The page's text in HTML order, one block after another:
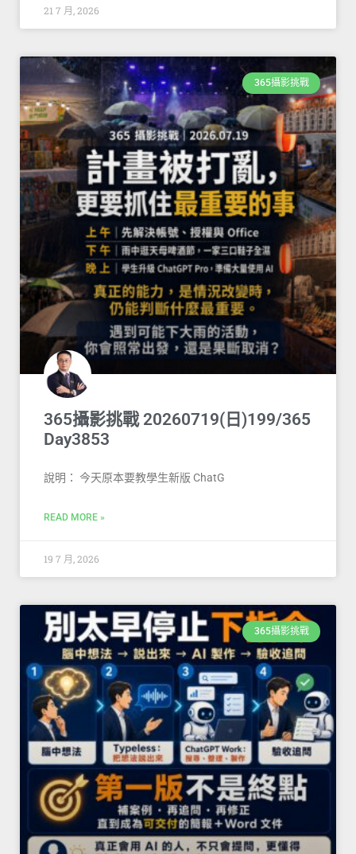
21 7 月, 2026
365攝影挑戰
365攝影挑戰 20260719(日)199/365
Day3853
說明： 今天原本要教學生新版 ChatG
READ MORE »
19 7 月, 2026
365攝影挑戰